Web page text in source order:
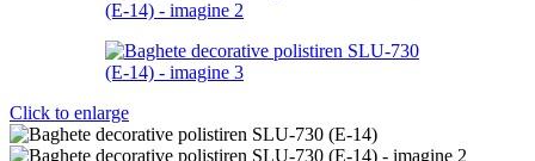
Click to enlarge